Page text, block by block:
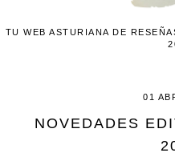
TU WEB ASTURIANA DE
01
NOVEDADES